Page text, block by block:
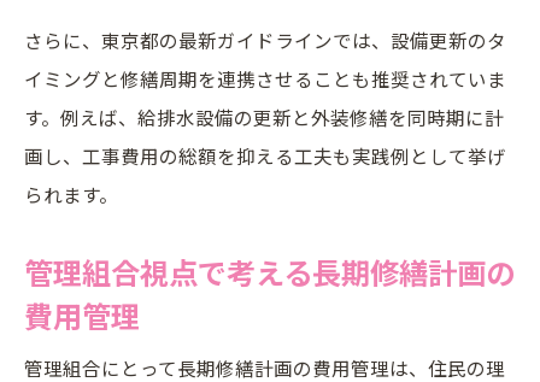
さらに、東京都の最新ガイドラインでは、設備更新のタ
イミングと修繕周期を連携させることも推奨されていま
す。例えば、給排水設備の更新と外装修繕を同時期に計
画し、工事費用の総額を抑える工夫も実践例として挙げ
られます。
管理組合視点で考える長期修繕計画の
費用管理
管理組合にとって長期修繕計画の費用管理は、住民の理